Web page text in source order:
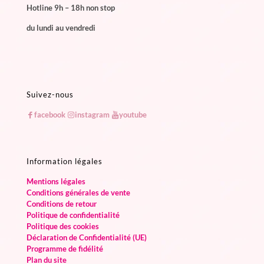
Hotline 9h – 18h non stop
du lundi au vendredi
Suivez-nous
facebook instagram youtube
Information légales
Mentions légales
Conditions générales de vente
Conditions de retour
Politique de confidentialité
Politique des cookies
Déclaration de Confidentialité (UE)
Programme de fidélité
Plan du site